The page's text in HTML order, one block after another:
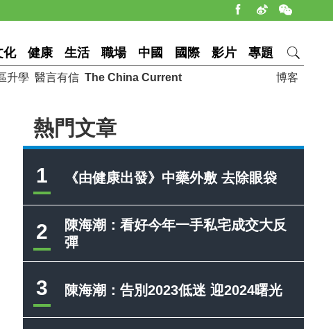
化 健康 生活 職場 中國 國際 影片 專題
博客
升學 醫言有信 The China Current
熱門文章
1 《由健康出發》中藥外敷 去除眼袋
2
陳海潮：看好今年一手私宅成交大反
彈
3 陳海潮：告別2023低迷 迎2024曙光